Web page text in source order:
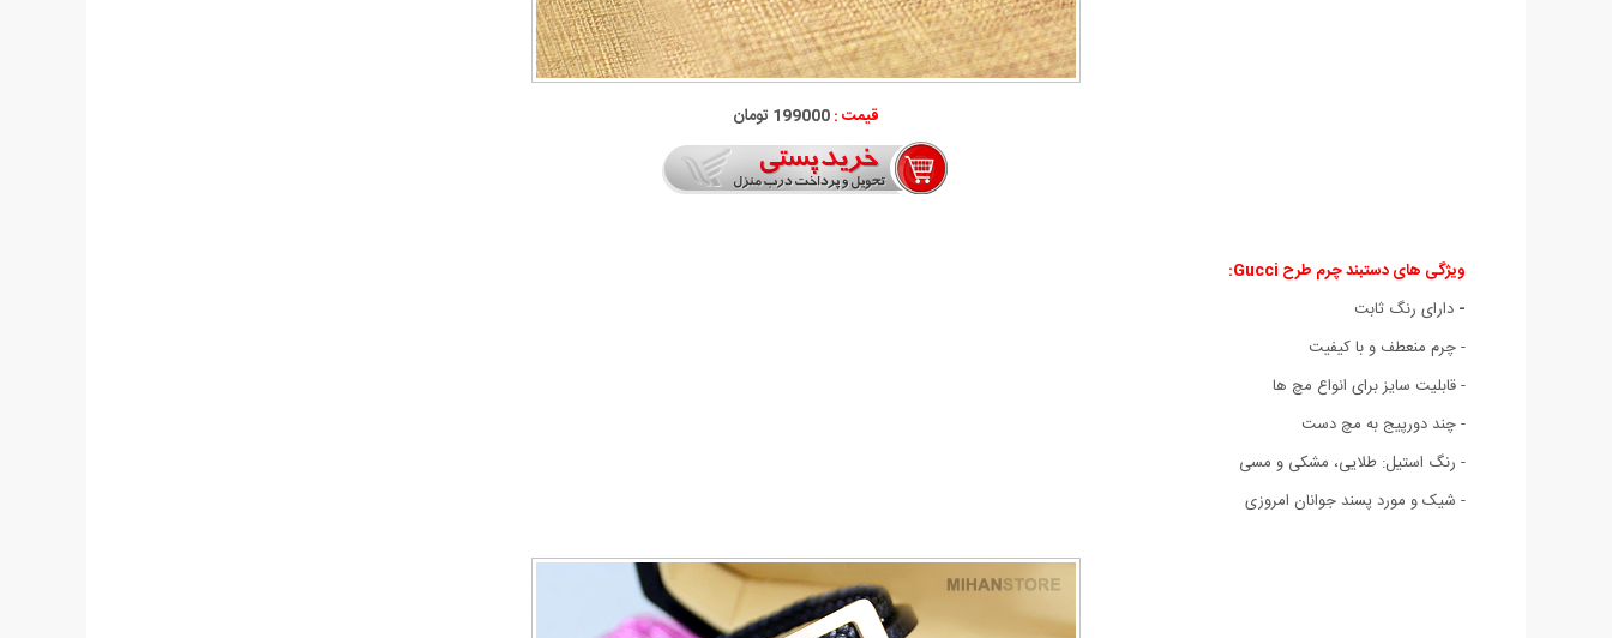
قیمت :199000 تومان
ویژگی های دستبند چرم طرح Gucci:
- دارای رنگ ثابت
- چرم منعطف و با کیفیت
- قابليت سايز برای انواع مچ ها
- چند دورپیج به مچ دست
- رنگ استیل: طلايی، مشکی و مسی
- شیک و مورد پسند جوانان امروزی